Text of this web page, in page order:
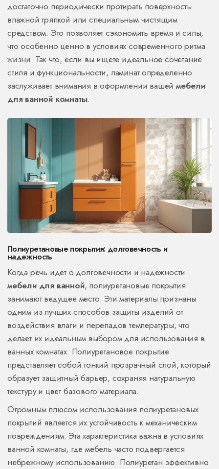
достаточно периодически протирать поверхность
влажной тряпкой или специальным чистящим
средством. Это позволяет сэкономить время и силы,
что особенно ценно в условиях современного ритма
жизни. Так что, если вы ищете идеальное сочетание
стиля и функциональности, ламинат определенно
заслуживает внимания в оформлении вашей мебели
для ванной комнаты.
Полиуретановые покрытия: долговечность и
надежность
Когда речь идёт о долговечности и надёжности
мебели для ванной, полиуретановые покрытия
занимают ведущее место. Эти материалы признаны
одним из лучших способов защиты изделий от
воздействия влаги и перепадов температуры, что
делает их идеальным выбором для использования в
ванных комнатах. Полиуретановое покрытие
представляет собой тонкий прозрачный слой, который
образует защитный барьер, сохраняя натуральную
текстуру и цвет базового материала.
Огромным плюсом использования полиуретановых
покрытий является их устойчивость к механическим
повреждениям. Эта характеристика важна в условиях
ванной комнаты, где мебель часто подвергается
небрежному использованию. Полиуретан эффективно